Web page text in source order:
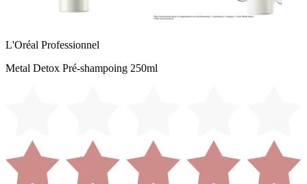
L'Oréal Professionnel
Metal Detox Pré-shampoing 250ml